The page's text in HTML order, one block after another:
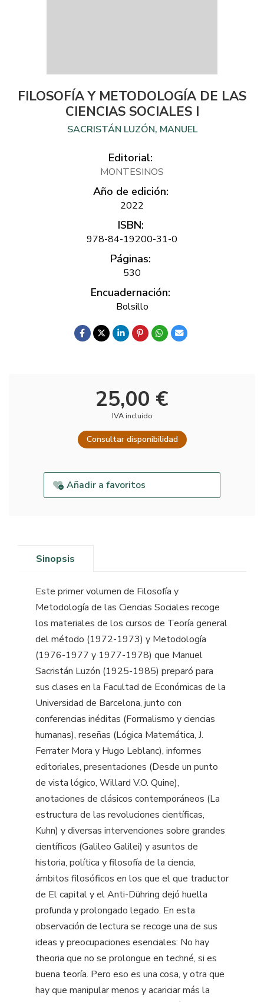
FILOSOFÍA Y METODOLOGÍA DE LAS
CIENCIAS SOCIALES I
SACRISTÁN LUZÓN, MANUEL
Editorial:
MONTESINOS
Año de edición:
2022
ISBN:
978-84-19200-31-0
Páginas:
530
Encuadernación:
Bolsillo
25,00 €
IVA incluido
Consultar disponibilidad
Añadir a favoritos
Sinopsis
Este primer volumen de Filosofía y
Metodología de las Ciencias Sociales recoge
los materiales de los cursos de Teoría general
del método (1972-1973) y Metodología
(1976-1977 y 1977-1978) que Manuel
Sacristán Luzón (1925-1985) preparó para
sus clases en la Facultad de Económicas de la
Universidad de Barcelona, junto con
conferencias inéditas (Formalismo y ciencias
humanas), reseñas (Lógica Matemática, J.
Ferrater Mora y Hugo Leblanc), informes
editoriales, presentaciones (Desde un punto
de vista lógico, Willard V.O. Quine),
anotaciones de clásicos contemporáneos (La
estructura de las revoluciones científicas,
Kuhn) y diversas intervenciones sobre grandes
científicos (Galileo Galilei) y asuntos de
historia, política y filosofía de la ciencia,
ámbitos filosóficos en los que el que traductor
de El capital y el Anti-Dühring dejó huella
profunda y prolongado legado. En esta
observación de lectura se recoge una de sus
ideas y preocupaciones esenciales: No hay
theoria que no se prolongue en techné, si es
buena teoría. Pero eso es una cosa, y otra que
hay que manipular menos y acariciar más la